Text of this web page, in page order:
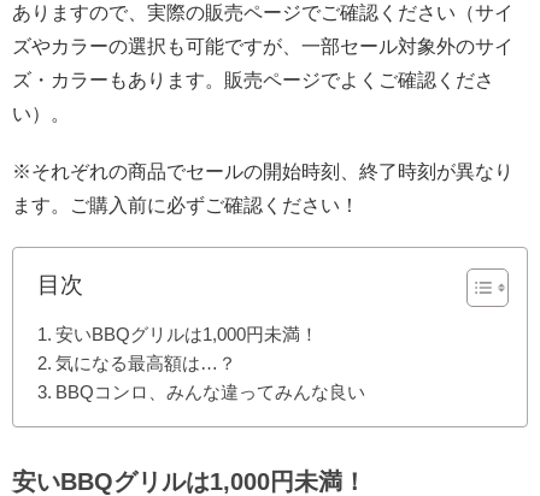
ありますので、実際の販売ページでご確認ください（サイ
ズやカラーの選択も可能ですが、一部セール対象外のサイ
ズ・カラーもあります。販売ページでよくご確認くださ
い）。
※それぞれの商品でセールの開始時刻、終了時刻が異なり
ます。ご購入前に必ずご確認ください！
目次
安いBBQグリルは1,000円未満！
気になる最高額は…？
BBQコンロ、みんな違ってみんな良い
安いBBQグリルは1,000円未満！